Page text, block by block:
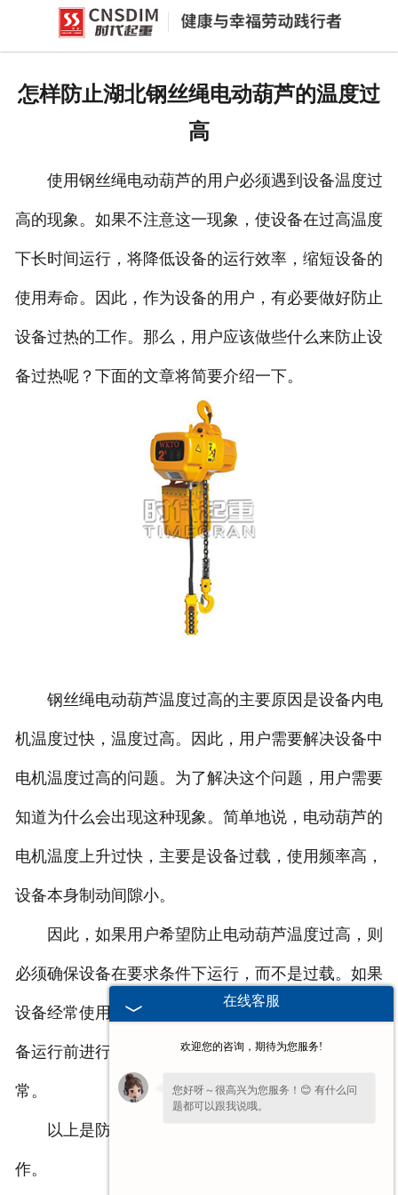
网站首页
企业文化
联系我们
怎样防止湖北钢丝绳电动葫芦的温度过
高
使用钢丝绳电动葫芦的用户必须遇到设备温度过
高的现象。如果不注意这一现象，使设备在过高温度
下长时间运行，将降低设备的运行效率，缩短设备的
使用寿命。因此，作为设备的用户，有必要做好防止
设备过热的工作。那么，用户应该做些什么来防止设
备过热呢？下面的文章将简要介绍一下。
钢丝绳电动葫芦温度过高的主要原因是设备内电
机温度过快，温度过高。因此，用户需要解决设备中
电机温度过高的问题。为了解决这个问题，用户需要
知道为什么会出现这种现象。简单地说，电动葫芦的
电机温度上升过快，主要是设备过载，使用频率高，
设备本身制动间隙小。
因此，如果用户希望防止电动葫芦温度过高，则
必须确保设备在要求条件下运行，而不是过载。如果
设备经常使用，请适当减少设备的运行次数。并在设
备运行前进行检查，以确保设备制动器之间的间隙正
常。
以上是防止钢丝绳电动葫芦过热所需的相关工
作。
在线客服
欢迎您的咨询，期待为您服务!
您好呀～很高兴为您服务！😊 有什么问
题都可以跟我说哦。